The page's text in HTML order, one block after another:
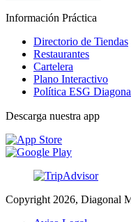
Información Práctica
Directorio de Tiendas
Restaurantes
Cartelera
Plano Interactivo
Política ESG
Descarga nuestra app
Copyright 2026, Diagonal